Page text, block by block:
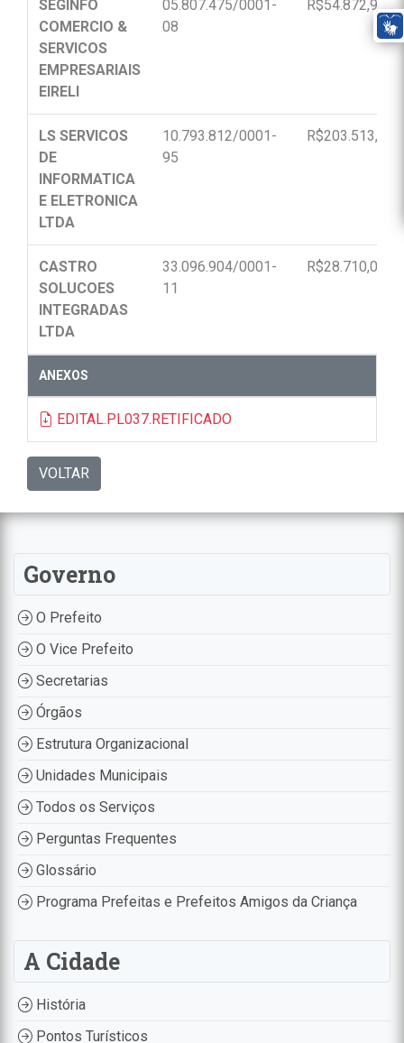
SEGINFO
COMERCIO &
SERVICOS
EMPRESARIAIS
EIRELI
05.807.475/0001-
08
R$54.872,90
LS SERVICOS
DE
INFORMATICA
E ELETRONICA
LTDA
10.793.812/0001-
95
R$203.513,22
CASTRO
SOLUCOES
INTEGRADAS
LTDA
33.096.904/0001-
11
R$28.710,00
ANEXOS
EDITAL.PL037.RETIFICADO
VOLTAR
Governo
O Prefeito
O Vice Prefeito
Secretarias
Órgãos
Estrutura Organizacional
Unidades Municipais
Todos os Serviços
Perguntas Frequentes
Glossário
Programa Prefeitas e Prefeitos Amigos da Criança
A Cidade
História
Pontos Turísticos